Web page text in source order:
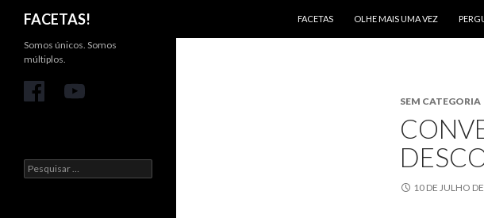
FACETAS!
FACETAS
OLHE MAIS UMA VEZ
SEM CATEGORIA
10 DE JULHO
Somos únicos. Somos
múltiplos.
Pesquisar
por: